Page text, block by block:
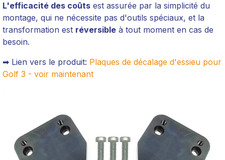
L'efficacité des coûts est assurée par la simplicité du
montage, qui ne nécessite pas d'outils spéciaux, et la
transformation est réversible à tout moment en cas de
besoin.
➡ Lien vers le produit: Plaques de décalage d'essieu pour
Golf 3 - voir maintenant